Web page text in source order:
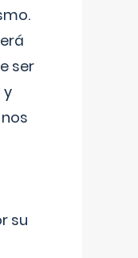
ser
y
su